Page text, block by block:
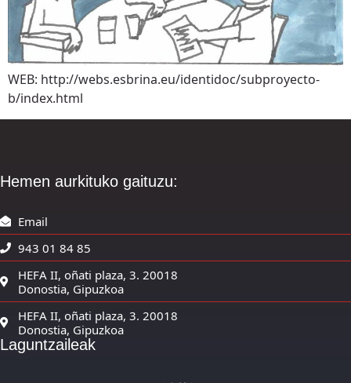
WEB: http://webs.esbrina.eu/identidoc/subproyecto-
b/index.html
Hemen aurkituko gaituzu:
Email
943 01 84 85
HEFA II, oñati plaza, 3. 20018
Donostia, Gipuzkoa
HEFA II, oñati plaza, 3. 20018
Donostia, Gipuzkoa
Laguntzaileak